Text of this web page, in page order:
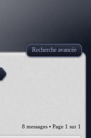
Recherche avancée
8 messages • Page 1 sur 1